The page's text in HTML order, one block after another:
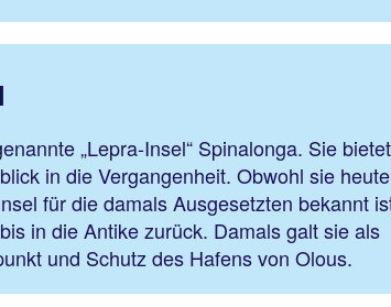
„Lepra-Insel“ Spinalonga. Sie
in die Vergangenheit. Obwohl sie heute
für die damals Ausgesetzten bekannt
in die Antike zurück. Damals galt sie als
und Schutz des Hafens von Olous.